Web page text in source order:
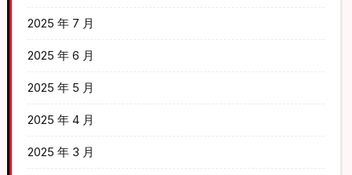
2025 年 7 月
2025 年 6 月
2025 年 5 月
2025 年 4 月
2025 年 3 月